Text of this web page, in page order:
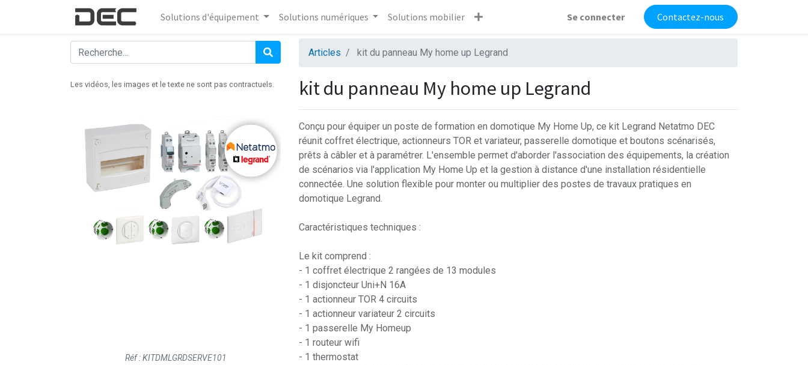
Solutions d'équipement Solutions numériques Solutions mobilier Se connecter Contactez-nous
Articles kit du panneau My home up Legrand
Les vidéos, les images et le texte ne sont pas contractuels.
Réf : KITDMLGRDSERVE101
kit du panneau My home up Legrand
Conçu pour équiper un poste de formation en domotique My Home Up, ce kit Legrand Netatmo DEC
réunit coffret électrique, actionneurs TOR et variateur, passerelle domotique et boutons scénarisés,
prêts à câbler et à paramétrer. L'ensemble permet d'aborder l'association des équipements, la création
de scénarios via l'application My Home Up et la gestion à distance d'une installation résidentielle
connectée. Une solution flexible pour monter ou multiplier des postes de travaux pratiques en
domotique Legrand.
Caractéristiques techniques :
Le kit comprend :
- 1 coffret électrique 2 rangées de 13 modules
- 1 disjoncteur Uni+N 16A
- 1 actionneur TOR 4 circuits
- 1 actionneur variateur 2 circuits
- 1 passerelle My Homeup
- 1 routeur wifi
- 1 thermostat